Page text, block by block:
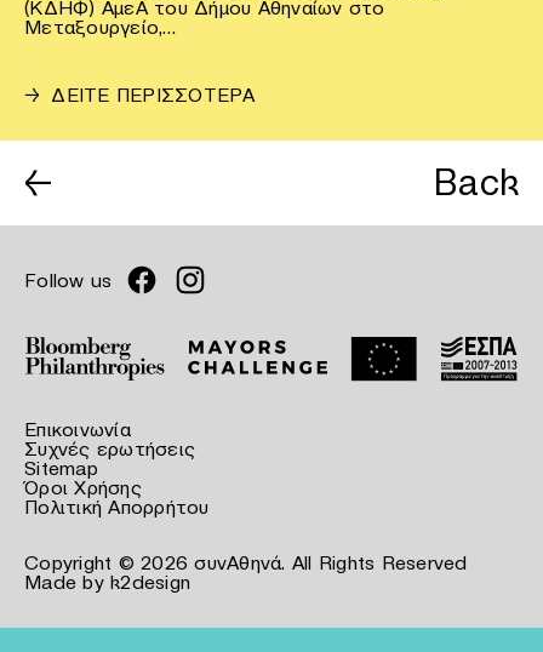
(ΚΔΗΦ) ΑμεΑ του Δήμου Αθηναίων στο
Μεταξουργείο,…
→ ΔΕΙΤΕ ΠΕΡΙΣΣΟΤΕΡΑ
← Back
Follow us
Επικοινωνία
Συχνές ερωτήσεις
Sitemap
Όροι Χρήσης
Πολιτική Απορρήτου
Copyright © 2026 συνΑθηνά. All Rights Reserved
Made by k2design